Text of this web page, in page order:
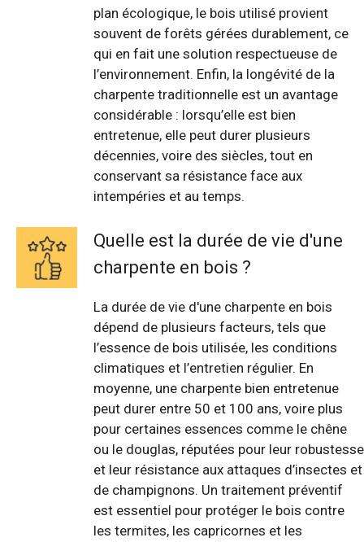
plan écologique, le bois utilisé provient
souvent de forêts gérées durablement, ce
qui en fait une solution respectueuse de
l’environnement. Enfin, la longévité de la
charpente traditionnelle est un avantage
considérable : lorsqu’elle est bien
entretenue, elle peut durer plusieurs
décennies, voire des siècles, tout en
conservant sa résistance face aux
intempéries et au temps.
Quelle est la durée de vie d'une
charpente en bois ?
La durée de vie d'une charpente en bois
dépend de plusieurs facteurs, tels que
l’essence de bois utilisée, les conditions
climatiques et l’entretien régulier. En
moyenne, une charpente bien entretenue
peut durer entre 50 et 100 ans, voire plus
pour certaines essences comme le chêne
ou le douglas, réputées pour leur robustesse
et leur résistance aux attaques d’insectes et
de champignons. Un traitement préventif
est essentiel pour protéger le bois contre
les termites, les capricornes et les